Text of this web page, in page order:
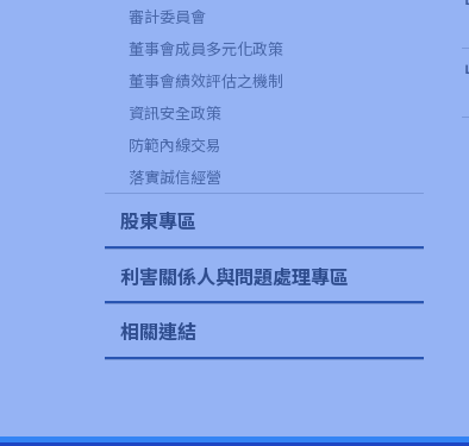
審計委員會
董事會成員多元化政策
董事會績效評估之機制
資訊安全政策
防範內線交易
落實誠信經營
股東專區
利害關係人與問題處理專區
相關連結